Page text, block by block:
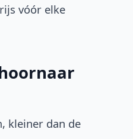
vóór elke
kleiner dan de